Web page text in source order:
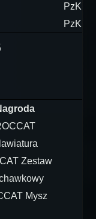
Zestaw
Mysz